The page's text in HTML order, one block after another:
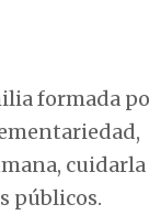
formada
cuidarla
públicos.